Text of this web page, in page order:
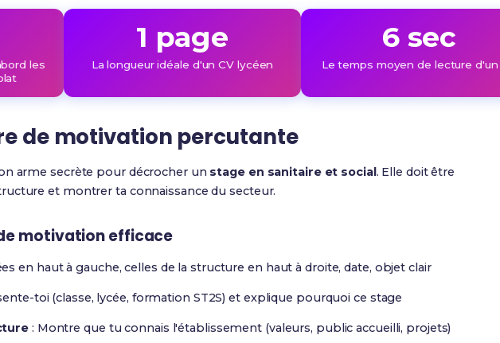
les
1 page
La longueur idéale d'un CV lycéen
6 sec
Le temps moyen de lecture d'un
de motivation percutante
arme secrète pour décrocher un stage en sanitaire et social. Elle doit être
et montrer ta connaissance du secteur.
motivation efficace
en haut à gauche, celles de la structure en haut à droite, date, objet clair
toi (classe, lycée, formation ST2S) et explique pourquoi ce stage
: Montre que tu connais l'établissement (valeurs, public accueilli, projets)